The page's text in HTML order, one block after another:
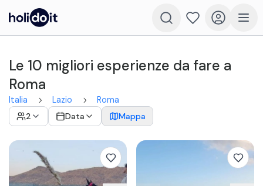
Le 10 migliori esperienze da fare a
Roma
Italia Lazio
Roma
2
Data Mappa